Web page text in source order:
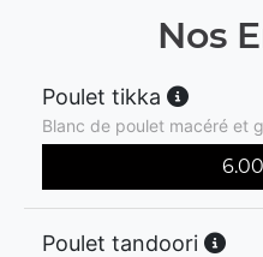
Nos
Poulet tikka
Blanc de poulet macéré et
6.00
Poulet tandoori